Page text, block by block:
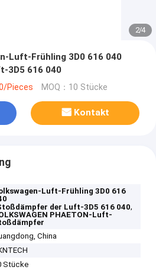
2/4
Luft-Frühling 3D0 616 040
3D5 616 040
Pieces MOQ：10 Stücke
Kontakt
Luft-Frühling 3D0 616
der Luft-3D5 616 040,
PHAETON-Luft-
China
Stücke